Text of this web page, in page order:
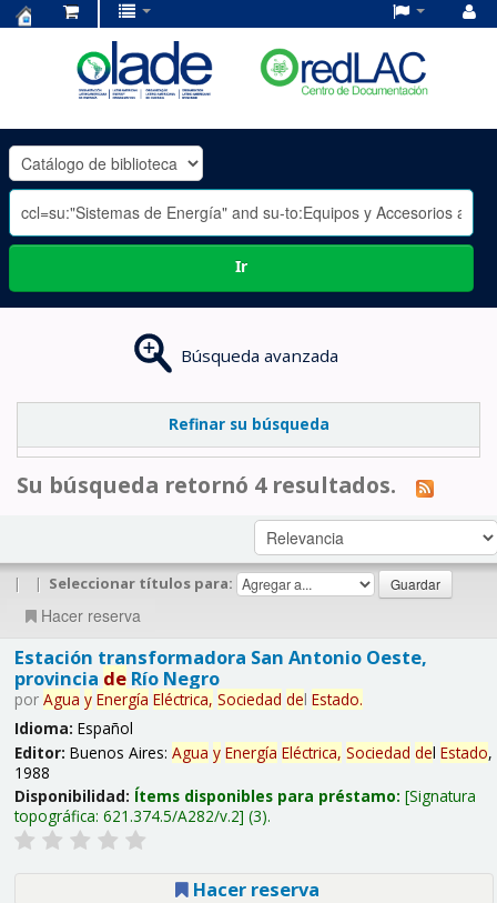
OLADE
-
Ir
Búsqueda avanzada
Refinar su búsqueda
Su búsqueda retornó 4 resultados.
| | Seleccionar títulos para:
Hacer reserva
Estación transformadora San Antonio Oeste,
provincia deRío Negro
por Agua y Energía Eléctrica, Sociedad del Estado.
Idioma: Español
Editor: Buenos Aires: Agua y Energía Eléctrica, Sociedad del Estado,
1988
Disponibilidad: Ítems disponibles para préstamo: Signatura
topográfica: 621.374.5/A282/v.2 (3).
Hacer reserva